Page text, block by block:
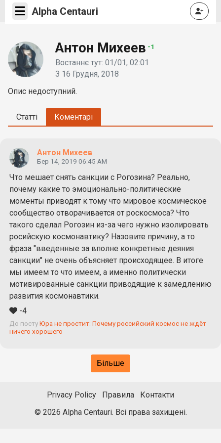
Alpha Centauri
Антон Михеев -1
Востаннє тут: 01/01, 02:01
З 16 Грудня, 2018
Опис недоступний.
Статті Коментарі
Антон Михеев
Бер 14, 2019 06:45 AM
Что мешает снять санкции с Рогозина? Реально,
почему какие то эмоционально-политические
моменты приводят к тому что мировое космическое
сообщество отворачивается от роскосмоса? Что
такого сделал Рогозин из-за чего нужно изолировать
росийскую космонавтику? Назовите причину, а то
фраза "введенные за вполне конкретные деяния
санкции" не очень объясняет происходящее. В итоге
мы имеем то что имеем, а именно политически
мотивированные санкции приводящие к замедлению
развития космонавтики.
-4
До постуЮра не простит: Почему российский космос не ждёт
ничего хорошего
Більше
Privacy Policy Правила
Контакти
© 2026 Alpha Centauri. Всі права захищені.